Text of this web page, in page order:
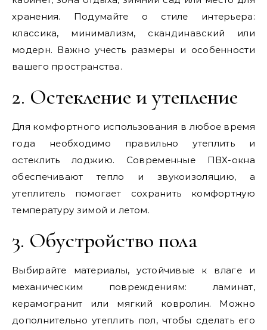
хранения. Подумайте о стиле интерьера:
классика, минимализм, скандинавский или
модерн. Важно учесть размеры и особенности
вашего пространства.
2. Остекление и утепление
Для комфортного использования в любое время
года необходимо правильно утеплить и
остеклить лоджию. Современные ПВХ-окна
обеспечивают тепло и звукоизоляцию, а
утеплитель помогает сохранить комфортную
температуру зимой и летом.
3. Обустройство пола
Выбирайте материалы, устойчивые к влаге и
механическим повреждениям: ламинат,
керамогранит или мягкий ковролин. Можно
дополнительно утеплить пол, чтобы сделать его